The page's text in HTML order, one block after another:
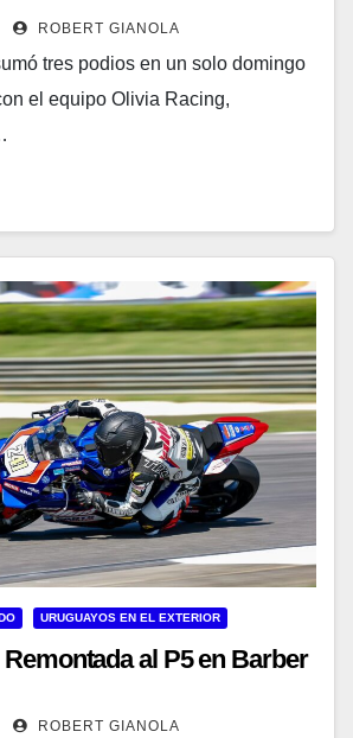
ROBERT GIANOLA
tres podios en un solo domingo
el equipo Olivia Racing,
URUGUAYOS EN EL EXTERIOR
al P5 en Barber
ROBERT GIANOLA